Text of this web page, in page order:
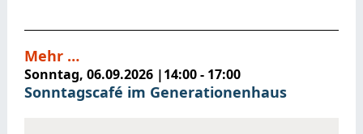
Sonntag, 06.09.2026 |14:00 - 17:00
Sonntagscafé im Generationenhaus
Mehr …